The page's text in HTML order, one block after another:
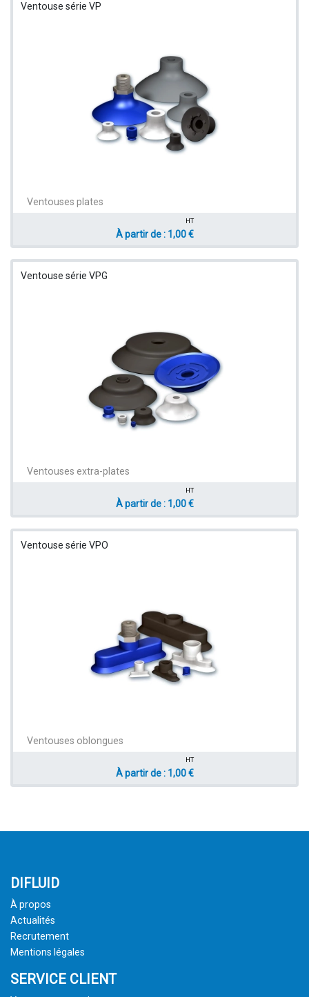
Ventouse série VP
Ventouses plates
HT
À partir de : 1,00 €
Ventouse série VPG
Ventouses extra-plates
HT
À partir de : 1,00 €
Ventouse série VPO
Ventouses oblongues
HT
À partir de : 1,00 €
DIFLUID
À propos
Actualités
Recrutement
Mentions légales
SERVICE CLIENT